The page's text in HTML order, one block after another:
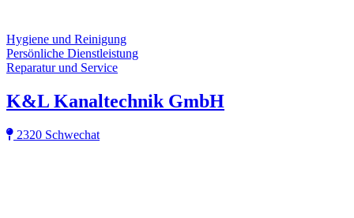
Hygiene und Reinigung
Persönliche Dienstleistung
Reparatur und Service
K&L Kanaltechnik GmbH
2320 Schwechat